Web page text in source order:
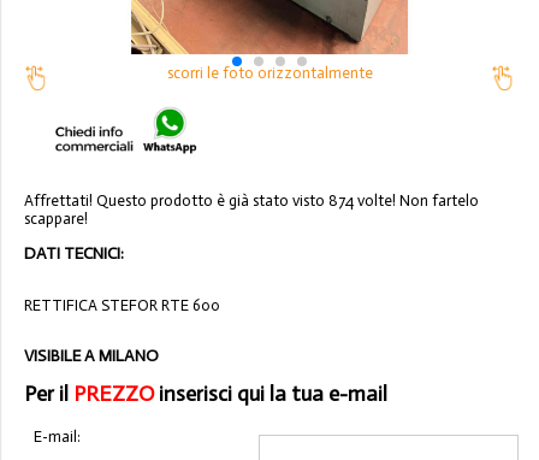
scorri le foto orizzontalmente
Affrettati! Questo prodotto è già stato visto 874 volte! Non fartelo
scappare!
DATI TECNICI:
RETTIFICA STEFOR RTE 600
VISIBILE A MILANO
Per il PREZZOinserisci qui la tua e-mail
E-mail: